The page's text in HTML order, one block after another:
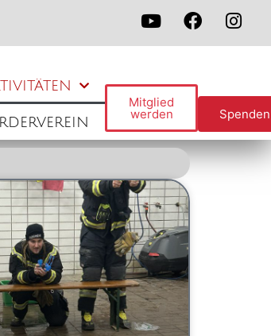
Mitglied
werden Spenden